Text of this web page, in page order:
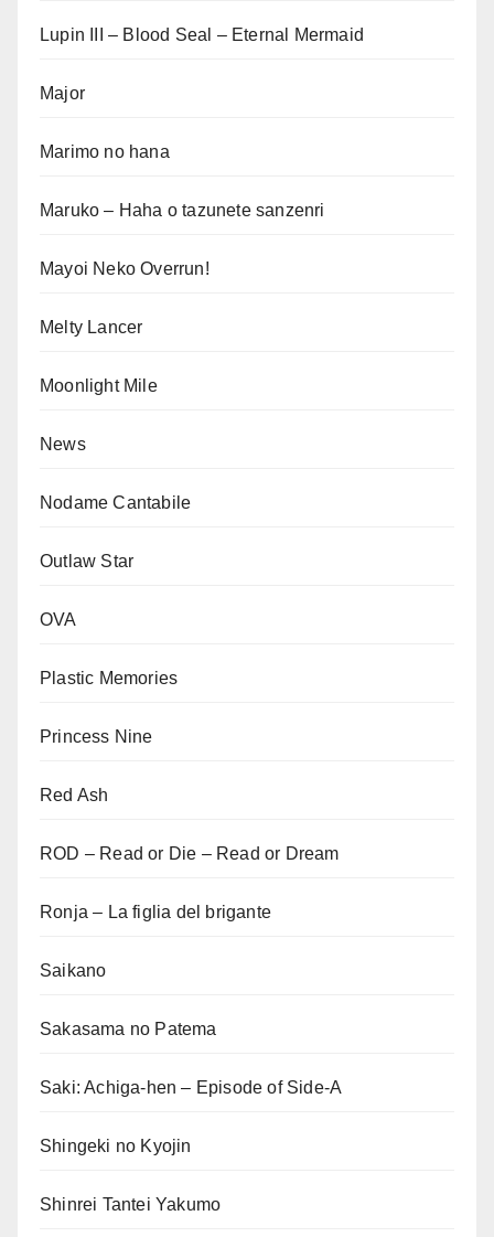
Lupin III – Blood Seal – Eternal Mermaid
Major
Marimo no hana
Maruko – Haha o tazunete sanzenri
Mayoi Neko Overrun!
Melty Lancer
Moonlight Mile
News
Nodame Cantabile
Outlaw Star
OVA
Plastic Memories
Princess Nine
Red Ash
ROD – Read or Die – Read or Dream
Ronja – La figlia del brigante
Saikano
Sakasama no Patema
Saki: Achiga-hen – Episode of Side-A
Shingeki no Kyojin
Shinrei Tantei Yakumo